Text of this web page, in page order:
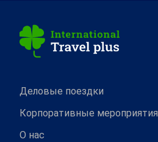
Деловые поездки
Корпоративные мероприятия
О нас